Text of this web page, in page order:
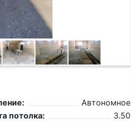
Автономное
потолка:
3.50